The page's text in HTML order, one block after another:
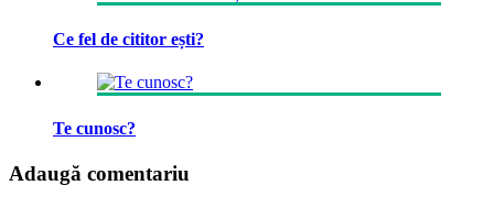
Ce fel de cititor ești?
Te cunosc?
Adaugă comentariu